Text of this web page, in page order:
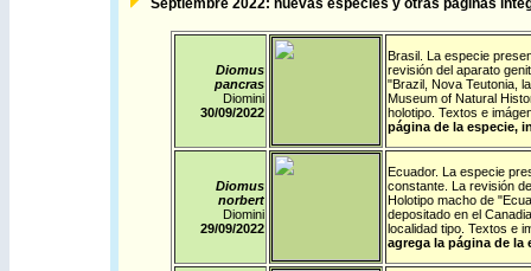
Septiembre 2022: nuevas especies y otras páginas
Diomus
pancras
Diomini
30/09/2022
Brasil. La especie
revisión del aparato
"Brazil, Nova Teutonia,
Museum of Natural
holotipo. Textos e
página de la especie,
Diomus
norbert
Diomini
29/09/2022
Ecuador. La especie
constante. La revisión
Holotipo macho de
depositado en el
localidad tipo. Textos e
agrega la página de la